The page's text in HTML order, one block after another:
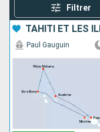
Filtrer
TAHITI ET LES
Paul Gauguin